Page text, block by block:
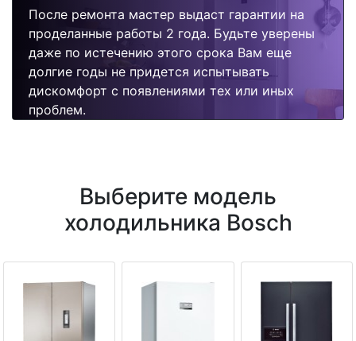
После ремонта мастер выдаст гарантии на
проделанные работы 2 года. Будьте уверены
даже по истечению этого срока Вам еще
долгие годы не придется испытывать
дискомфорт с появлениями тех или иных
проблем.
Выберите модель
холодильника Bosch